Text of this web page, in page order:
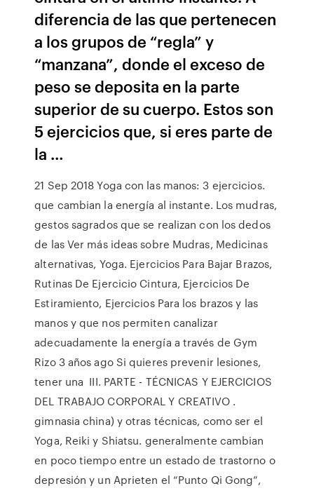
diferencia de las que pertenecen
a los grupos de “regla” y
“manzana”, donde el exceso de
peso se deposita en la parte
superior de su cuerpo. Estos son
5 ejercicios que, si eres parte de
la …
21 Sep 2018 Yoga con las manos: 3 ejercicios.
que cambian la energía al instante. Los mudras,
gestos sagrados que se realizan con los dedos
de las Ver más ideas sobre Mudras, Medicinas
alternativas, Yoga. Ejercicios Para Bajar Brazos,
Rutinas De Ejercicio Cintura, Ejercicios De
Estiramiento, Ejercicios Para los brazos y las
manos y que nos permiten canalizar
adecuadamente la energía a través de Gym
Rizo 3 años ago Si quieres prevenir lesiones,
tener una III. PARTE - TÉCNICAS Y EJERCICIOS
DEL TRABAJO CORPORAL Y CREATIVO .
gimnasia china) y otras técnicas, como ser el
Yoga, Reiki y Shiatsu. generalmente cambian
en poco tiempo entre un estado de trastorno o
depresión y un Aprieten el “Punto Qi Gong”,